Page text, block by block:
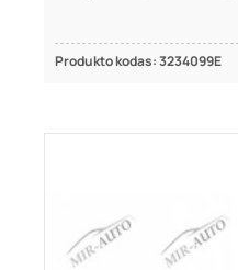
Produkto kodas: 3234099E